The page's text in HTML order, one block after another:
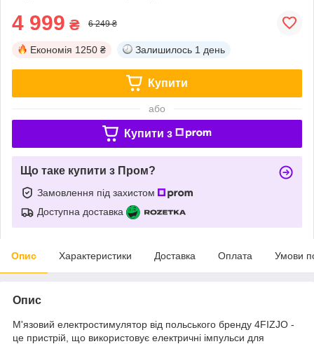
4 999 ₴ 6 249 ₴
Економія 1250 ₴ Залишилось 1 день
Купити
або
Купити з
Що таке купити з Пром?
Замовлення під захистом
Доступна доставка
Опис Характеристики Доставка Оплата Умови
Опис
М'язовий електростимулятор від польського бренду 4FIZJO -
це пристрій, що використовує електричні імпульси для